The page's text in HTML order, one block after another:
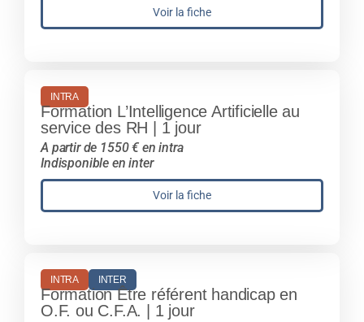
Voir la fiche
INTRA
Formation L’Intelligence Artificielle au
service des RH | 1 jour
A partir de 1550 € en intra
Indisponible en inter
Voir la fiche
INTRA INTER
Formation Être référent handicap en
O.F. ou C.F.A. | 1 jour